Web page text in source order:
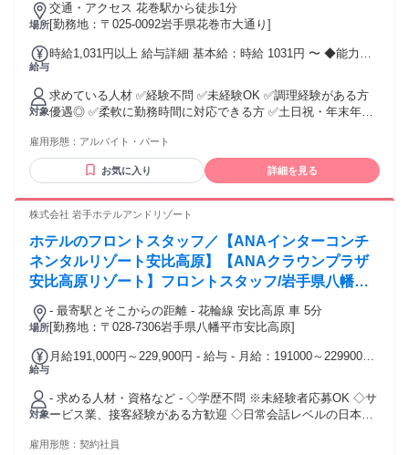
場所
交通・アクセス 花巻駅から徒歩1分
[勤務地：〒025-0092岩手県花巻市大通り]
給与
時給1,031円以上 給与詳細 基本給：時給 1031円 〜 ◆能力や
対象
求めている人材 ✅経験不問 ✅未経験OK ✅調理経験がある方
優遇◎ ✅柔軟に勤務時間に対応できる方 ✅土日祝・年末年始
【こんな方にもピッタリ◎】 ■週末などに働ける方 ■24:00ま
で働ける方 ■安定した環境で 腰を据えて勤務したい方 ■パン
やカフェ、ビールに 興味・関心がある方 または好きな方 ■経
いて、 しっかり考えていきたい方 ■お客様や他のスタッフへ
ていける方
雇用形態： アルバイト・パート
お気に入り 詳細を見る
株式会社 岩手ホテルアンドリゾート
ホテルのフロントスタッフ／【ANAインターコンチ
ネンタルリゾート安比高原】【ANAクラウンプラザ
安比高原リゾート】フロントスタッフ/岩手県八幡平
市/車通勤ＯＫ/福利厚生充実/年齢不問/賞与有/退職金
制度
場所
- 最寄駅とそこからの距離 - 花輪線 安比高原 車 5分
[勤務地：〒028-7306岩手県八幡平市安比高原]
給与
月給191,000円～229,900円 - 給与 - 月給：191000～229900円
※年収例：289万円～360万円※資格手当別途支給あり(例：外
国語手当 5,000円～7,500円/月) 歩合給・別途支給：あり
対象
- 求める人材・資格など - ◇学歴不問 ※未経験者応募OK ◇サ
ービス業、接客経験がある方歓迎 ◇日常会話レベルの日本
者は優遇
雇用形態： 契約社員